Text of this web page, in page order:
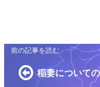
稲妻について